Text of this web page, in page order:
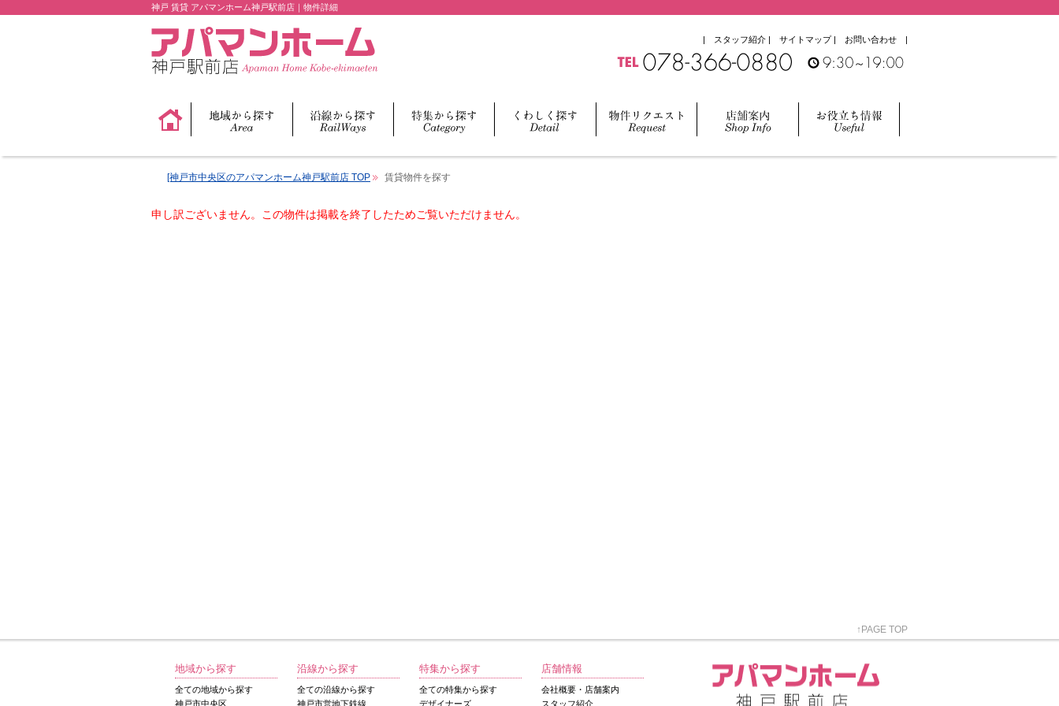
神戸 賃貸 アパマンホーム神戸駅前店｜物件詳細
| スタッフ紹介 | サイトマップ | お問い合わせ |
[神戸市中央区のアパマンホーム神戸駅前店 TOP 賃貸物件を探す
申し訳ございません。この物件は掲載を終了したためご覧いただけません。
↑PAGE TOP
地域から探す
全ての地域から探す
神戸市中央区
沿線から探す
全ての沿線から探す
神戸市営地下鉄線
特集から探す
全ての特集から探す
デザイナーズ
店舗情報
会社概要・店舗案内
スタッフ紹介